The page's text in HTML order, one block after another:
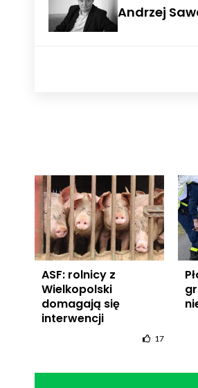
Andrzej
ASF: rolnicy z
Wielkopolski
domagają się
interwencji
17